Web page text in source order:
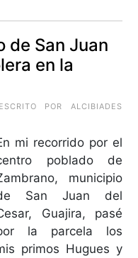
de San Juan
en la
POR
ALCIBIADES
mi recorrido por el
poblado de
municipio
San Juan del
Guajira, pasé
la parcela los
primos Hugues y